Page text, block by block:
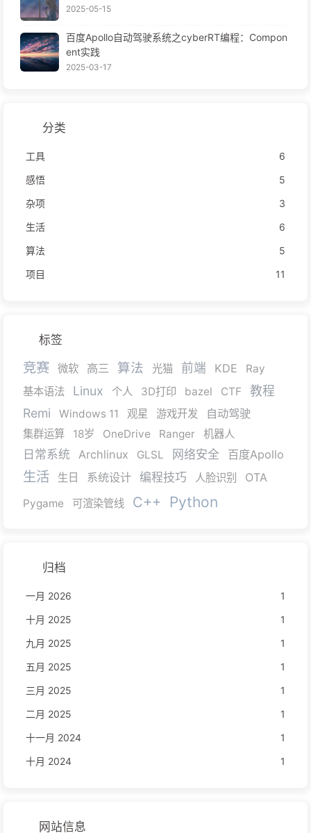
2025-05-15
百度Apollo自动驾驶系统之cyberRT编程：Compon
ent实践
2025-03-17
分类
工具
6
感悟
5
杂项
3
生活
6
算法
5
项目
11
标签
竞赛 微软 高三 算法 光猫 前端 KDE
Ray
基本语法
Linux 个人 3D打印 bazel CTF
教程
Remi
Windows 11 观星 游戏开发 自动驾驶
集群运算 18岁 OneDrive Ranger 机器人
日常系统 Archlinux GLSL 网络安全 百度Apollo
生活 生日 系统设计 编程技巧 人脸识别 OTA
Pygame 可渲染管线 C++ Python
归档
一月 2026
1
十月 2025
1
九月 2025
1
五月 2025
1
三月 2025
1
二月 2025
1
十一月 2024
1
十月 2024
1
网站信息